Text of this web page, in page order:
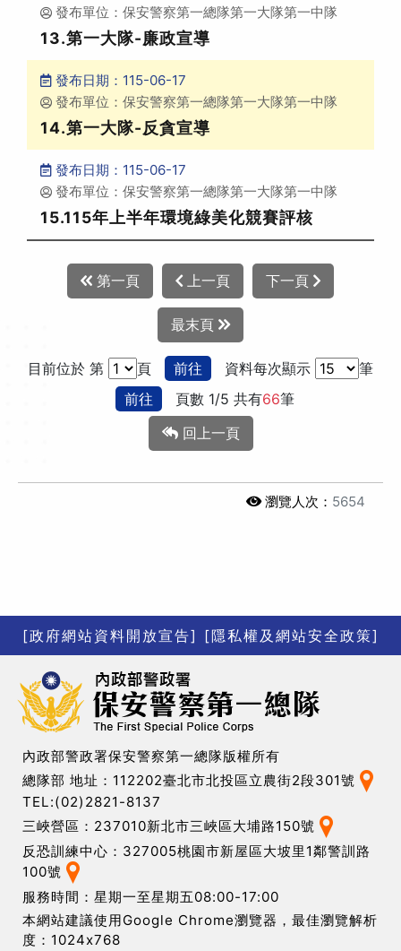
發布單位：保安警察第一總隊第一大隊第一中隊
13.第一大隊-廉政宣導
發布日期：115-06-17
發布單位：保安警察第一總隊第一大隊第一中隊
14.第一大隊-反貪宣導
發布日期：115-06-17
發布單位：保安警察第一總隊第一大隊第一中隊
15.115年上半年環境綠美化競賽評核
第一頁 上一頁 下一頁
最末頁
目前位於 第 頁 前往 資料每次顯示
筆
前往
頁數 1/5 共有66筆
回上一頁
瀏覽人次： 5654
[政府網站資料開放宣告] [隱私權及網站安全政策]
內政部警政署保安警察第一總隊版權所有
總隊部 地址：112202臺北市北投區立農街2段301號
TEL:(02)2821-8137
三峽營區：237010新北市三峽區大埔路150號
反恐訓練中心：327005桃園市新屋區大坡里1鄰警訓路
100號
服務時間：星期一至星期五08:00-17:00
本網站建議使用Google Chrome瀏覽器，最佳瀏覽解析
度：1024x768